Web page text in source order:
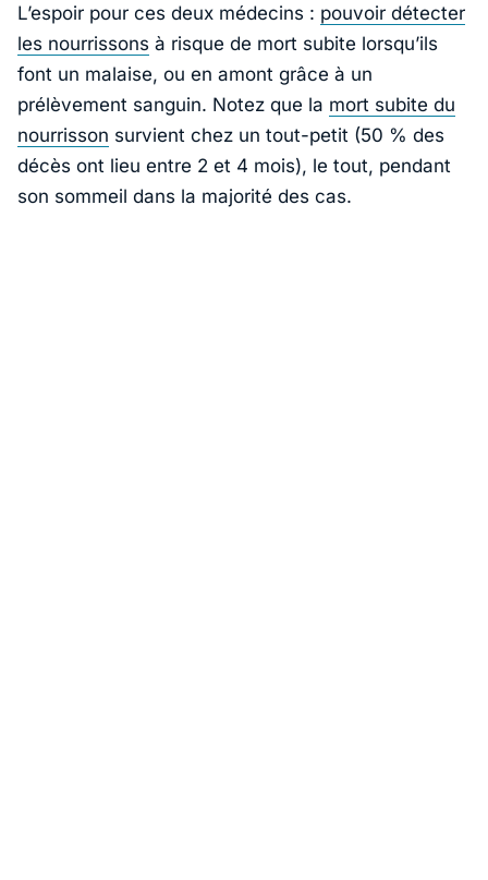
L’espoir pour ces deux médecins : pouvoir détecter
les nourrissons à risque de mort subite lorsqu’ils
font un malaise, ou en amont grâce à un
prélèvement sanguin. Notez que la mort subite du
nourrisson survient chez un tout-petit (50 % des
décès ont lieu entre 2 et 4 mois), le tout, pendant
son sommeil dans la majorité des cas.